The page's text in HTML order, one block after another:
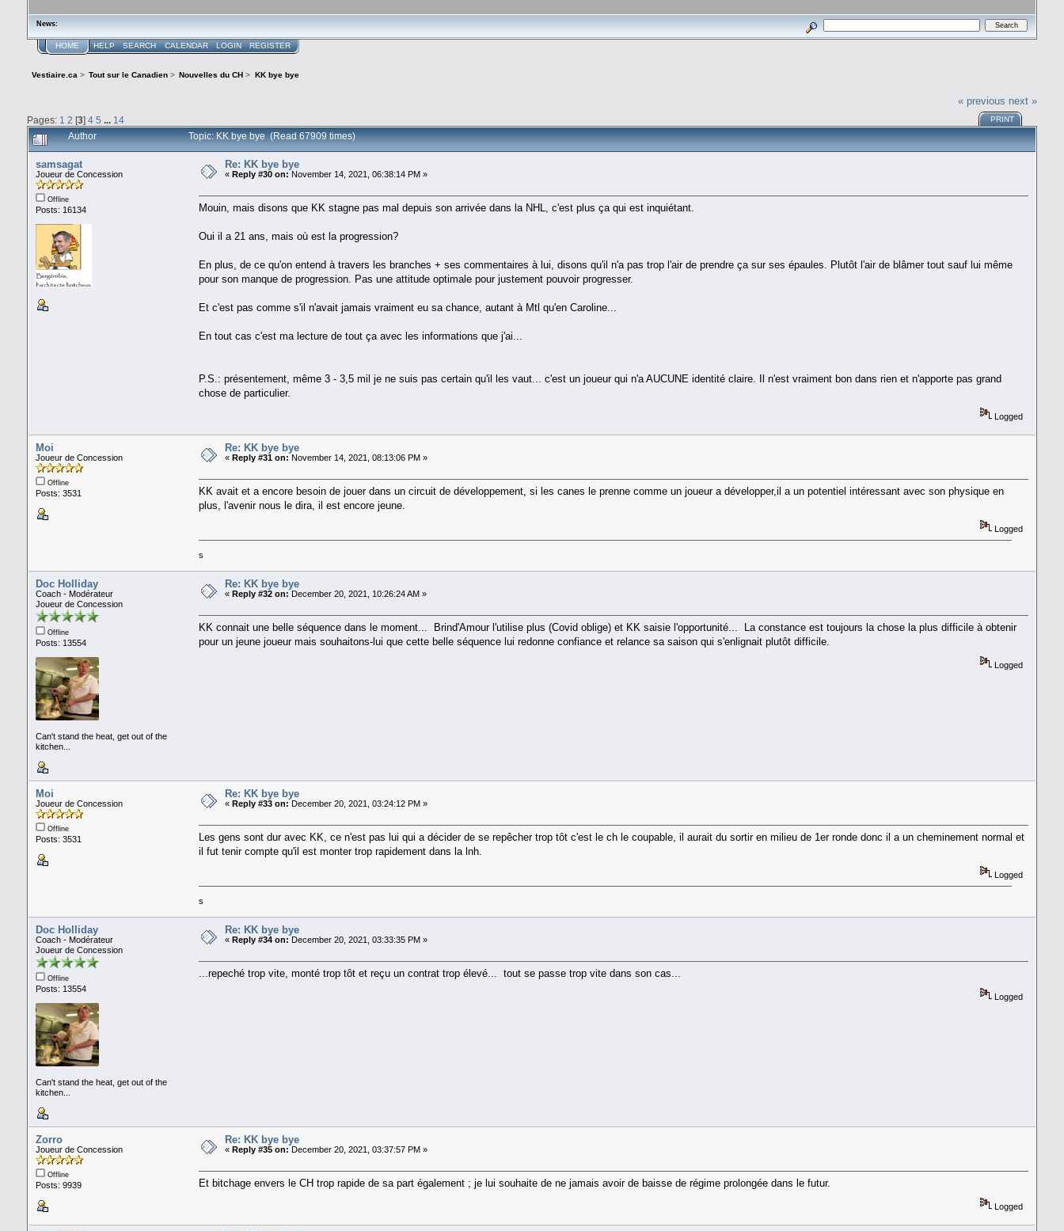
News:
HOME HELP SEARCH CALENDAR LOGIN REGISTER
Vestiaire.ca > Tout sur le Canadien > Nouvelles du CH > KK bye bye
« previous next »
Pages: 1 2 [3] 4 5 ... 14 PRINT
Author Topic: KK bye bye (Read 67909 times)
samsagat
Joueur de Concession
Offline
Posts: 16134
Re: KK bye bye
« Reply #30 on: November 14, 2021, 06:38:14 PM »
Mouin, mais disons que KK stagne pas mal depuis son arrivée dans la NHL, c'est plus ça qui est inquiétant.
Oui il a 21 ans, mais où est la progression?
En plus, de ce qu'on entend à travers les branches + ses commentaires à lui, disons qu'il n'a pas trop l'air de prendre ça sur ses épaules. Plutôt l'air de blâmer tout sauf lui même
pour son manque de progression. Pas une attitude optimale pour justement pouvoir progresser.
Et c'est pas comme s'il n'avait jamais vraiment eu sa chance, autant à Mtl qu'en Caroline...
En tout cas c'est ma lecture de tout ça avec les informations que j'ai...
P.S.: présentement, même 3 - 3,5 mil je ne suis pas certain qu'il les vaut... c'est un joueur qui n'a AUCUNE identité claire. Il n'est vraiment bon dans rien et n'apporte pas grand
chose de particulier.
Logged
Moi
Joueur de Concession
Offline
Posts: 3531
Re: KK bye bye
« Reply #31 on: November 14, 2021, 08:13:06 PM »
KK avait et a encore besoin de jouer dans un circuit de développement, si les canes le prenne comme un joueur a développer,il a un potentiel intéressant avec son physique en
plus, l'avenir nous le dira, il est encore jeune.
Logged
s
Doc Holliday
Coach - Modérateur
Joueur de Concession
Offline
Posts: 13554
Can't stand the heat, get out of the
kitchen...
Re: KK bye bye
« Reply #32 on: December 20, 2021, 10:26:24 AM »
KK connait une belle séquence dans le moment... Brind'Amour l'utilise plus (Covid oblige) et KK saisie l'opportunité... La constance est toujours la chose la plus difficile à obtenir
pour un jeune joueur mais souhaitons-lui que cette belle séquence lui redonne confiance et relance sa saison qui s'enlignait plutôt difficile.
Logged
Moi
Joueur de Concession
Offline
Posts: 3531
Re: KK bye bye
« Reply #33 on: December 20, 2021, 03:24:12 PM »
Les gens sont dur avec KK, ce n'est pas lui qui a décider de se repêcher trop tôt c'est le ch le coupable, il aurait du sortir en milieu de 1er ronde donc il a un cheminement normal et
il fut tenir compte qu'il est monter trop rapidement dans la lnh.
Logged
s
Doc Holliday
Coach - Modérateur
Joueur de Concession
Offline
Posts: 13554
Can't stand the heat, get out of the
kitchen...
Re: KK bye bye
« Reply #34 on: December 20, 2021, 03:33:35 PM »
...repeché trop vite, monté trop tôt et reçu un contrat trop élevé... tout se passe trop vite dans son cas...
Logged
Zorro
Joueur de Concession
Offline
Posts: 9939
Re: KK bye bye
« Reply #35 on: December 20, 2021, 03:37:57 PM »
Et bitchage envers le CH trop rapide de sa part également ; je lui souhaite de ne jamais avoir de baisse de régime prolongée dans le futur.
Logged